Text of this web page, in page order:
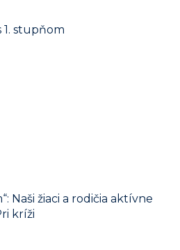
stupňom
Naši žiaci a rodičia aktívne
kríži